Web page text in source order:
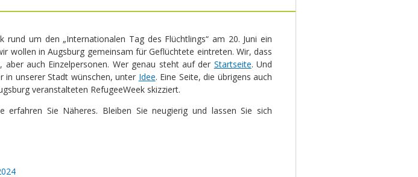
um den „Internationalen Tag des Flüchtlings“ am 20. Juni ein
wollen in Augsburg gemeinsam für Geflüchtete eintreten. Wir, dass
auch Einzelpersonen. Wer genau steht auf der Startseite. Und
in unserer Stadt wünschen, unter Idee. Eine Seite, die übrigens auch
veranstalteten RefugeeWeek skizziert.
Sie Näheres. Bleiben Sie neugierig und lassen Sie sich